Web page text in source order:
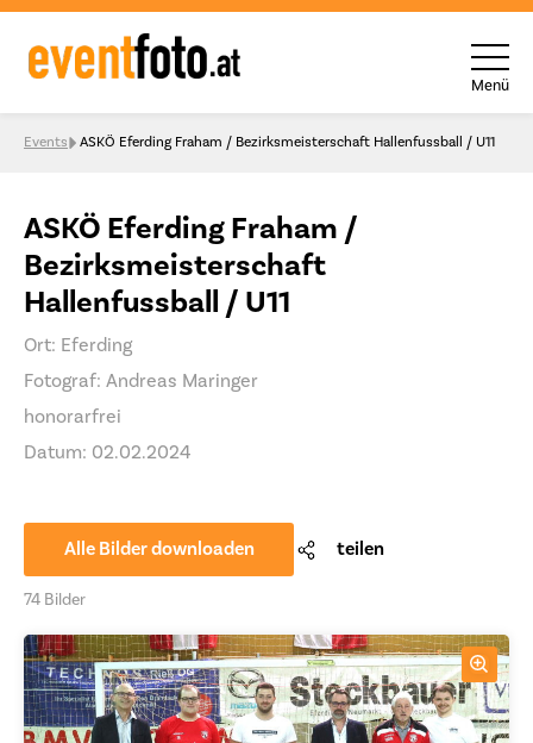
Skip to content
Menü
Events ASKÖ Eferding Fraham / Bezirksmeisterschaft Hallenfussball / U11
ASKÖ Eferding Fraham /
Bezirksmeisterschaft
Hallenfussball / U11
Ort: Eferding
Fotograf: Andreas Maringer
honorarfrei
Datum: 02.02.2024
Alle Bilder downloaden teilen
74 Bilder